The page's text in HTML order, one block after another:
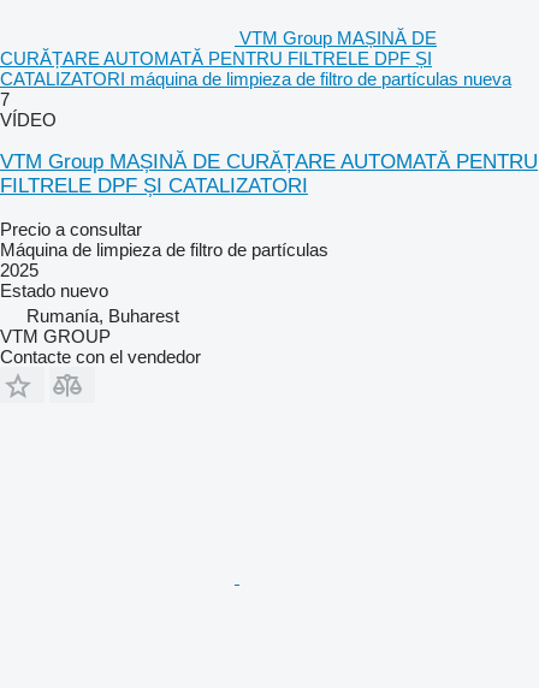
VTM Group MAȘINĂ DE
CURĂȚARE AUTOMATĂ PENTRU FILTRELE DPF ȘI
CATALIZATORI máquina de limpieza de filtro de partículas nueva
7
VÍDEO
VTM Group MAȘINĂ DE CURĂȚARE AUTOMATĂ PENTRU
FILTRELE DPF ȘI CATALIZATORI
Precio a consultar
Máquina de limpieza de filtro de partículas
2025
Estado nuevo
Rumanía, Buharest
VTM GROUP
Contacte con el vendedor